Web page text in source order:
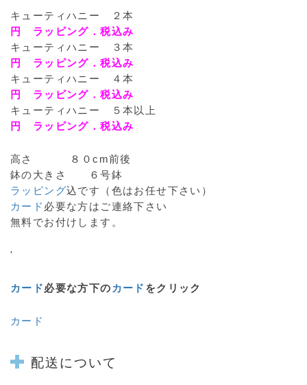
キューティハニー ２本
円 ラッピング．税込み
キューティハニー ３本
円 ラッピング．税込み
キューティハニー ４本
円 ラッピング．税込み
キューティハニー ５本以上
円 ラッピング．税込み
高さ ８０cm前後
鉢の大きさ ６号鉢
ラッピング込です（色はお任せ下さい）
カード 必要な方はご連絡下さい
無料でお付けします。
'
カード必要な方下の カード をクリック
カード
配送について